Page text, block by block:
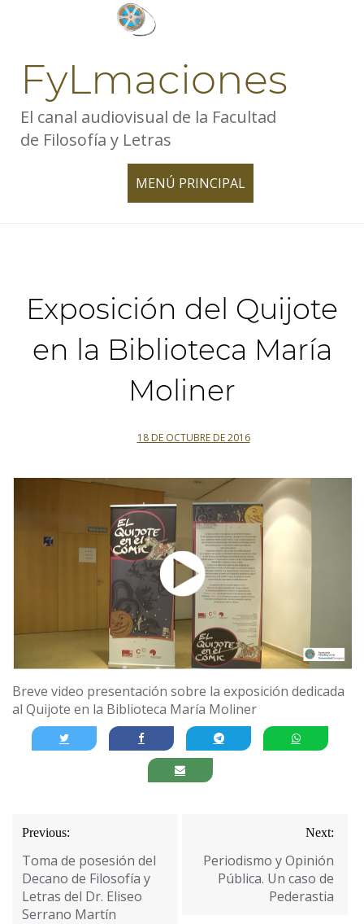
FyLmaciones
El canal audiovisual de la Facultad
de Filosofía y Letras
MENÚ PRINCIPAL
TOGGLE
Exposición del Quijote
en la Biblioteca María
Moliner
18 DE OCTUBRE DE 2016
Breve video presentación sobre la exposición dedicada
al Quijote en la Biblioteca María Moliner
Navegación
de
entradas
Previous:
Toma de posesión del
Decano de Filosofía y
Letras del Dr. Eliseo
Serrano Martín
Next:
Periodismo y Opinión
Pública. Un caso de
Pederastia